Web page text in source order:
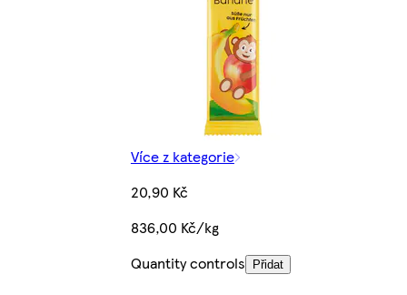
Více z kategorie
20,90 Kč
836,00 Kč/kg
Quantity controls
Přidat